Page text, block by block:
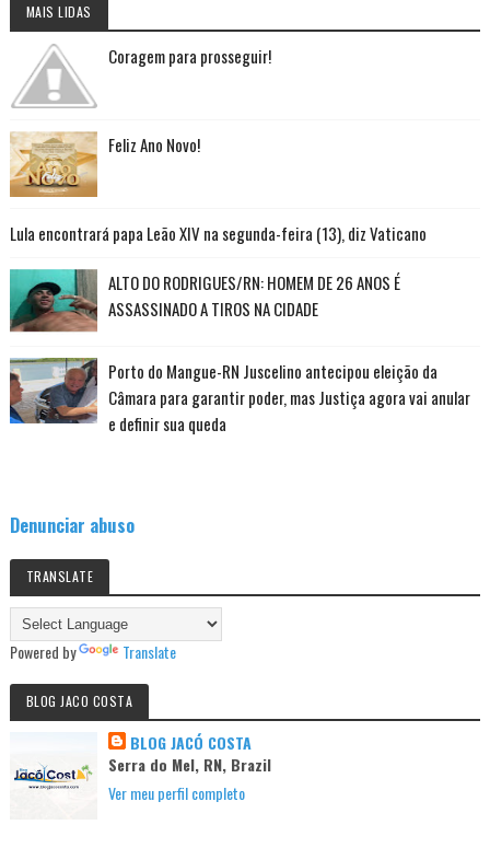
MAIS LIDAS
Coragem para prosseguir!
Feliz Ano Novo!
Lula encontrará papa Leão XIV na segunda-feira (13), diz Vaticano
ALTO DO RODRIGUES/RN: HOMEM DE 26 ANOS É
ASSASSINADO A TIROS NA CIDADE
Porto do Mangue-RN Juscelino antecipou eleição da
Câmara para garantir poder, mas Justiça agora vai anular
e definir sua queda
Denunciar abuso
TRANSLATE
Powered by Translate
BLOG JACO COSTA
BLOG JACÓ COSTA
Serra do Mel, RN, Brazil
Ver meu perfil completo